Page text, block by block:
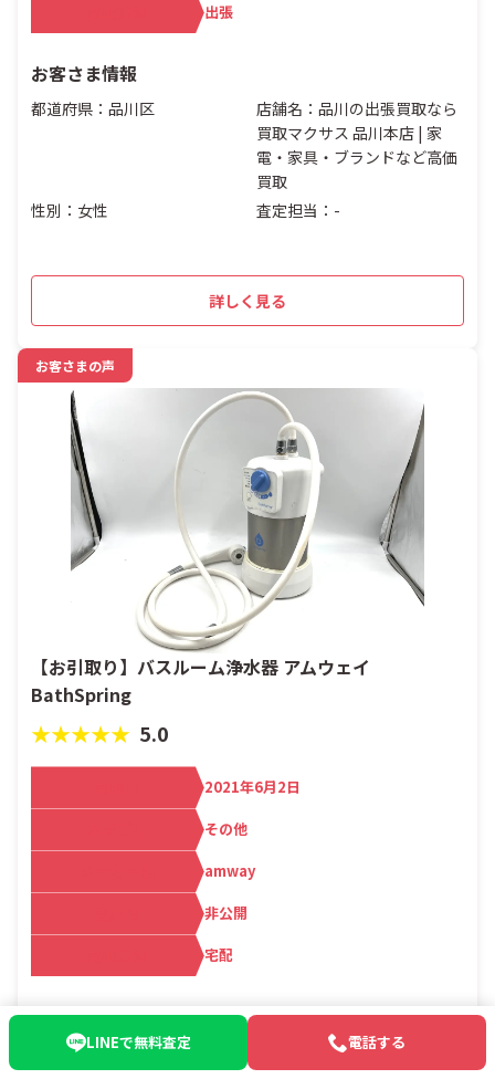
出張
お客さま情報
都道府県：品川区
店舗名：品川の出張買取なら
買取マクサス 品川本店 | 家
電・家具・ブランドなど高価
買取
性別：女性
査定担当：-
詳しく見る
お客さまの声
【お引取り】バスルーム浄水器 アムウェイ
BathSpring
★★★★★ 5.0
2021年6月2日
その他
amway
非公開
宅配
お客さま情報
都道府県：大田区
店舗名：品川の出張買取なら
電話する
LINEで無料査定